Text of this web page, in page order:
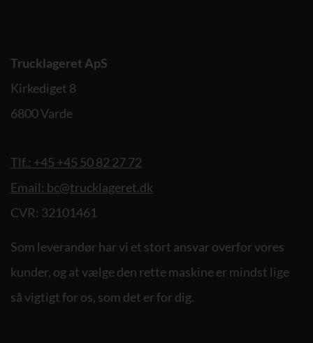
Trucklageret ApS
Kirkediget 8
6800 Varde
Tlf.: +45 +45 50 82 27 72
Email: bc@trucklageret.dk
CVR: 32101461
Som leverandør har vi et stort ansvar overfor vores
kunder, og at vælge den rette maskine er mindst lige
så vigtigt for os, som det er for dig.